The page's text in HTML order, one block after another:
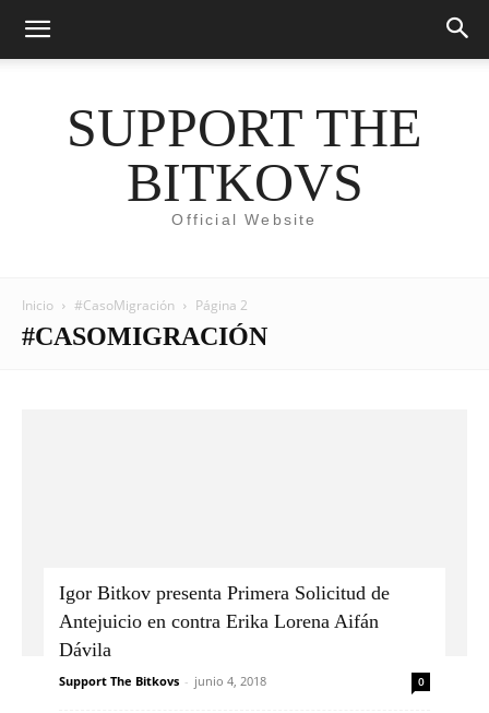
SUPPORT THE
BITKOVS
Official Website
Inicio #CasoMigración Página 2
#CASOMIGRACIÓN
Igor Bitkov presenta Primera Solicitud de
Antejuicio en contra Erika Lorena Aifán
Dávila
Support The Bitkovs - junio 4, 2018 0